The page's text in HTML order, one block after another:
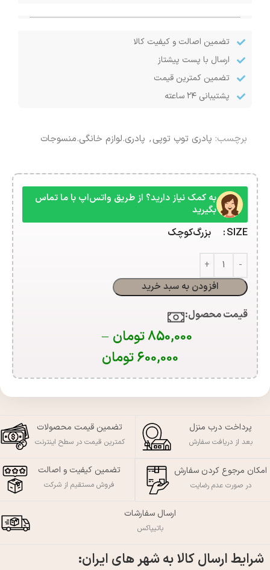
تضمین اصالت و کیفیت کالا
ارسال با پست پیشتاز
تضمین کمترین قیمت
پشتیبانی ۲۴ ساعته
برچسب: پادری توپ توپی, پادری.لوازم خانگی.منسوجات
به کمک نیاز دارید؟ از طریق واتس‌اپ با ما تماس
بگیرید
SIZE بزرگکوچک
افزودن به سبد خرید
قیمت محصول:​
850,000تومان –
600,000تومان
پرداخت درب منزل
بعد از دریافت سفارش
تضمین قیمت محصولات
کمترین قیمت در سطح اینترنت
امکان مرجوع کردن سفارش
در صورت عدم رضایت
تضمین کیفیت و اصالت
فروش مستقیم از شرکت
ارسال سفارشات
باتیپاکس
شرایط ارسال کالا به شهر های ایران: